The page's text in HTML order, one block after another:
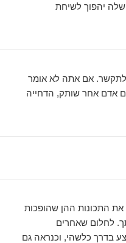
יהפוך לשיחת
לתקשר. אם אתה לא אומר
אדם אחר שותק, הדחייה
את התכונות ההן שהופכות
לחלום שאחרים
בדרך כלשהי, וכנראה גם